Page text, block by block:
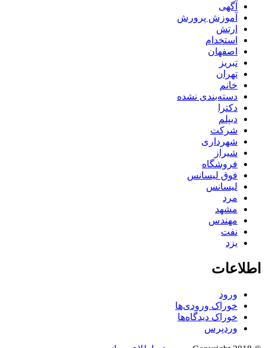
آگهی
آموزش پرورش
ارتش
استخدام
اصفهان
تبریز
تهران
خانم
دسته‌بندی نشده
دکترا
دیپلم
شرکت
شهرداری
شیراز
فروشگاه
فوق لیسانس
لیسانس
مرد
مشهد
مهندس
نفت
یزد
اطلاعات
ورود
خوراک ورودی‌ها
خوراک دیدگاه‌ها
وردپرس